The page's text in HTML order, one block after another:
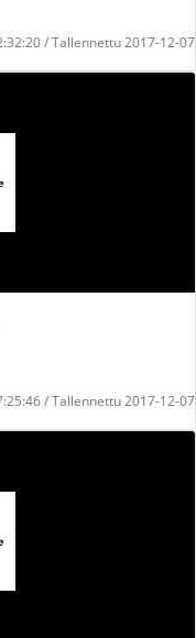
/ Tallennettu 2017-12-07
/ Tallennettu 2017-12-07